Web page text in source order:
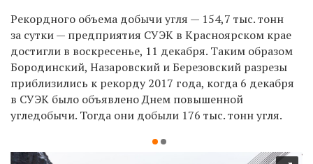
Рекордного объема добычи угля — 154,7 тыс. тонн
за сутки — предприятия СУЭК в Красноярском крае
достигли в воскресенье, 11 декабря. Таким образом
Бородинский, Назаровский и Березовский разрезы
приблизились к рекорду 2017 года, когда 6 декабря
в СУЭК было объявлено Днем повышенной
угледобычи. Тогда они добыли 176 тыс. тонн угля.